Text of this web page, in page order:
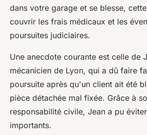
dans votre garage et se blesse,
couvrir les frais médicaux et les
poursuites judiciaires.
Une anecdote courante est celle de
mécanicien de Lyon, qui a dû faire
poursuite après qu'un client ait été
pièce détachée mal fixée. Grâce à
responsabilité civile, Jean a pu
importants.